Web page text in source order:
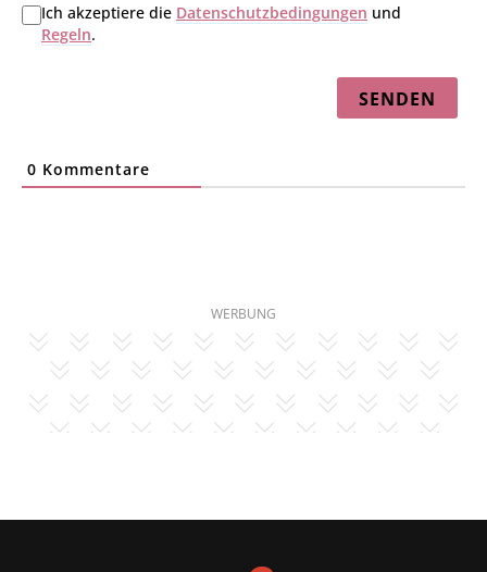
Ich akzeptiere die Datenschutzbedingungen und
Regeln.
0 Kommentare
WERBUNG